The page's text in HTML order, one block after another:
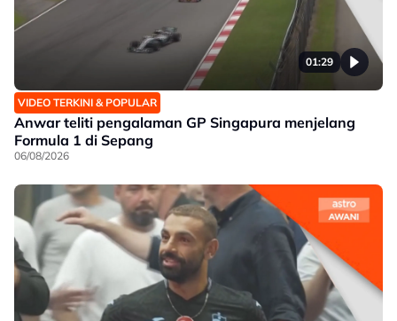
01:29
VIDEO TERKINI & POPULAR
Anwar teliti pengalaman GP Singapura menjelang
Formula 1 di Sepang
06/08/2026